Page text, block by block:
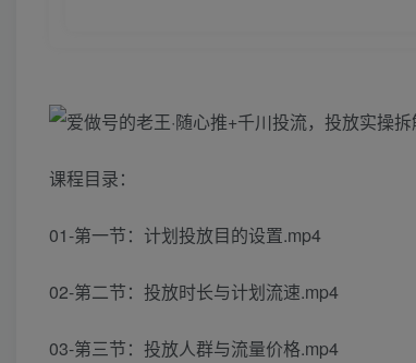
课程目录：
01-第一节：计划投放目的设置.mp4
02-第二节：投放时长与计划流速.mp4
03-第三节：投放人群与流量价格.mp4